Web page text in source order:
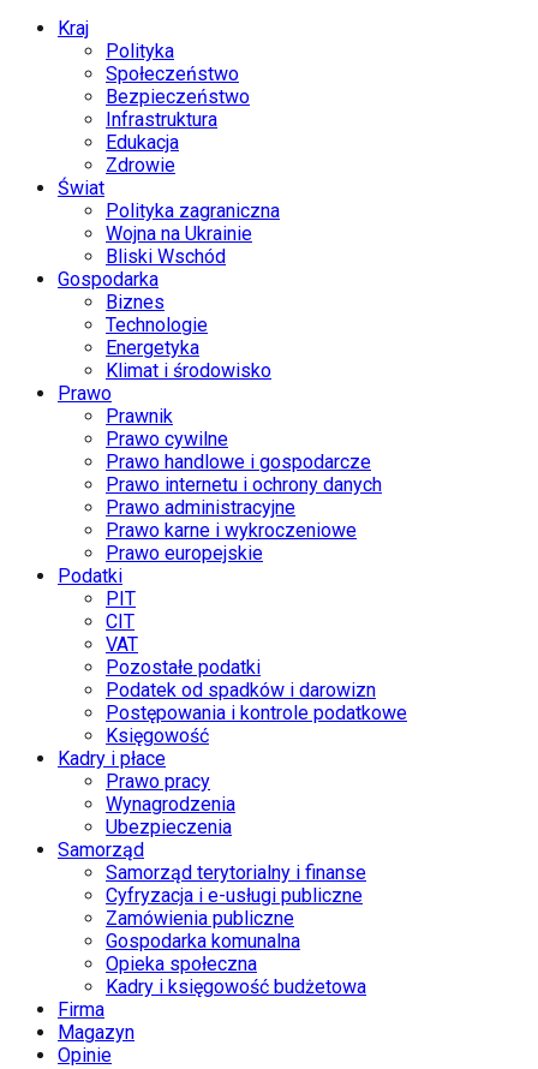
Kraj
Polityka
Społeczeństwo
Bezpieczeństwo
Infrastruktura
Edukacja
Zdrowie
Świat
Polityka zagraniczna
Wojna na Ukrainie
Bliski Wschód
Gospodarka
Biznes
Technologie
Energetyka
Klimat i środowisko
Prawo
Prawnik
Prawo cywilne
Prawo handlowe i gospodarcze
Prawo internetu i ochrony danych
Prawo administracyjne
Prawo karne i wykroczeniowe
Prawo europejskie
Podatki
PIT
CIT
VAT
Pozostałe podatki
Podatek od spadków i darowizn
Postępowania i kontrole podatkowe
Księgowość
Kadry i płace
Prawo pracy
Wynagrodzenia
Ubezpieczenia
Samorząd
Samorząd terytorialny i finanse
Cyfryzacja i e-usługi publiczne
Zamówienia publiczne
Gospodarka komunalna
Opieka społeczna
Kadry i księgowość budżetowa
Firma
Magazyn
Opinie